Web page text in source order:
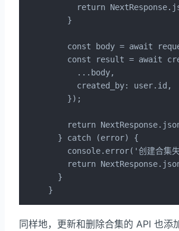
return
    }
const body = await
const result = await
      ...body,
      created_by: user.id,
    });
return
  } catch (error) {
console.error('创建合集
return
  }
}
同样地，更新和删除合集的 API 也添